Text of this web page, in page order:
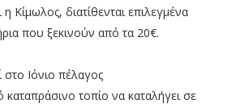
Κίμωλος, διατίθενται επιλεγμένα
που ξεκινούν από τα 20€.
στο Ιόνιο πέλαγος
καταπράσινο τοπίο να καταλήγει σε